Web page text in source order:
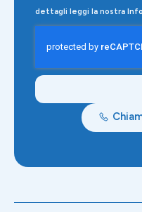
dettagli leggi la nostra